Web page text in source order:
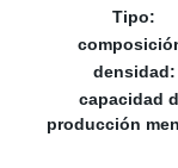
Tipo:
densidad:
capacidad
producción